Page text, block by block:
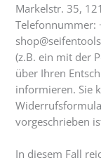
Markelstr. 35,
Telefonnummer:
(z.B. ein mit der
über Ihren
informieren. Sie
vorgeschrieben
In diesem Fall